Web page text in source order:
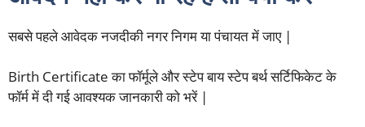
सबसे पहले आवेदक नजदीकी नगर निगम या पंचायत में जाए |
Birth Certificate का फॉर्मूले और स्टेप बाय स्टेप बर्थ सर्टिफिकेट के
फॉर्म में दी गई आवश्यक जानकारी को भरें |